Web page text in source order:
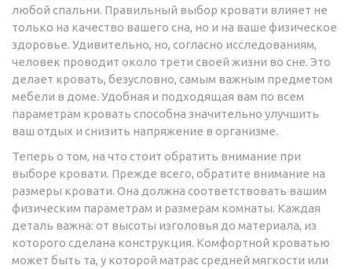
любой спальни. Правильный выбор кровати влияет не
только на качество вашего сна, но и на ваше физическое
здоровье. Удивительно, но, согласно исследованиям,
человек проводит около трети своей жизни во сне. Это
делает кровать, безусловно, самым важным предметом
мебели в доме. Удобная и подходящая вам по всем
параметрам кровать способна значительно улучшить
ваш отдых и снизить напряжение в организме.
Теперь о том, на что стоит обратить внимание при
выборе кровати. Прежде всего, обратите внимание на
размеры кровати. Она должна соответствовать вашим
физическим параметрам и размерам комнаты. Каждая
деталь важна: от высоты изголовья до материала, из
которого сделана конструкция. Комфортной кроватью
может быть та, у которой матрас средней мягкости или